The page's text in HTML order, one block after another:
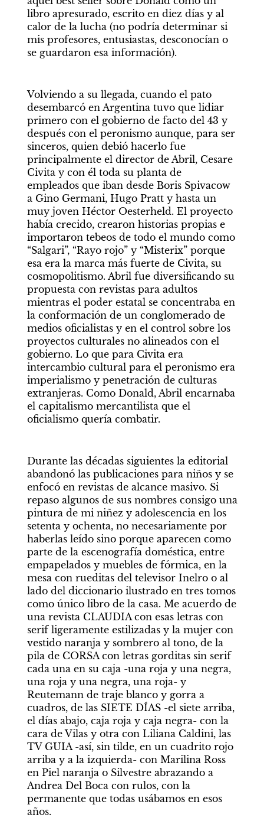
libro apresurado, escrito en diez días y al
calor de la lucha (no podría determinar si
mis profesores, entusiastas, desconocían o
se guardaron esa información).
Volviendo a su llegada, cuando el pato
desembarcó en Argentina tuvo que lidiar
primero con el gobierno de facto del 43 y
después con el peronismo aunque, para ser
sinceros, quien debió hacerlo fue
principalmente el director de Abril, Cesare
Civita y con él toda su planta de
empleados que iban desde Boris Spivacow
a Gino Germani, Hugo Pratt y hasta un
muy joven Héctor Oesterheld. El proyecto
había crecido, crearon historias propias e
importaron tebeos de todo el mundo como
“Salgari”, “Rayo rojo” y “Misterix” porque
esa era la marca más fuerte de Civita, su
cosmopolitismo. Abril fue diversificando su
propuesta con revistas para adultos
mientras el poder estatal se concentraba en
la conformación de un conglomerado de
medios oficialistas y en el control sobre los
proyectos culturales no alineados con el
gobierno. Lo que para Civita era
intercambio cultural para el peronismo era
imperialismo y penetración de culturas
extranjeras. Como Donald, Abril encarnaba
el capitalismo mercantilista que el
oficialismo quería combatir.
Durante las décadas siguientes la editorial
abandonó las publicaciones para niños y se
enfocó en revistas de alcance masivo. Si
repaso algunos de sus nombres consigo una
pintura de mi niñez y adolescencia en los
setenta y ochenta, no necesariamente por
haberlas leído sino porque aparecen como
parte de la escenografía doméstica, entre
empapelados y muebles de fórmica, en la
mesa con rueditas del televisor Inelro o al
lado del diccionario ilustrado en tres tomos
como único libro de la casa. Me acuerdo de
una revista CLAUDIA con esas letras con
serif ligeramente estilizadas y la mujer con
vestido naranja y sombrero al tono, de la
pila de CORSA con letras gorditas sin serif
cada una en su caja -una roja y una negra,
una roja y una negra, una roja- y
Reutemann de traje blanco y gorra a
cuadros, de las SIETE DÍAS -el siete arriba,
el días abajo, caja roja y caja negra- con la
cara de Vilas y otra con Liliana Caldini, las
TV GUIA -así, sin tilde, en un cuadrito rojo
arriba y a la izquierda- con Marilina Ross
en Piel naranja o Silvestre abrazando a
Andrea Del Boca con rulos, con la
permanente que todas usábamos en esos
años.